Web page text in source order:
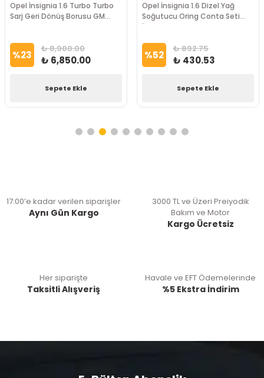
Opel İnsignia 1.6 Turbo Turbo
Sarj Geri Dönüş Borusu GM
%23 ₺ 8,900.00
₺ 6,850.00
Sepete Ekle
Opel İnsignia 1.6 Dizel Yağ
Soğutucu Oring Conta Seti
İthal Marka
%52 ₺ 892.75
₺ 430.53
Sepete Ekle
17:00’e kadar verilen siparişler
Aynı Gün Kargo
3000 TL ve Üzeri Preiyodik
Bakım ve Motor
Kargo Ücretsiz
Her siparişte
Taksitli Alışveriş
Havale ve EFT Ödemelerinde
%5 Ekstra İndirim